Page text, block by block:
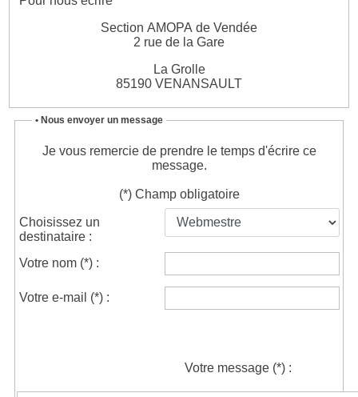
Section AMOPA de Vendée
2 rue de la Gare
La Grolle
85190 VENANSAULT
• Nous envoyer un message
Je vous remercie de prendre le temps d'écrire ce
message.
(*) Champ obligatoire
Choisissez un
destinataire :
Votre nom (*):
Votre e-mail (*):
Votre message (*):